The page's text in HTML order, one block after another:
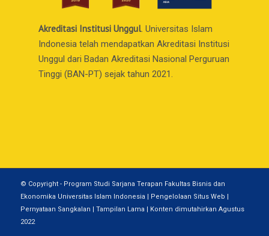
Akreditasi Institusi Unggul. Universitas Islam
Indonesia telah mendapatkan Akreditasi Institusi
Unggul dari Badan Akreditasi Nasional Perguruan
Tinggi (BAN-PT) sejak tahun 2021.
© Copyright - Program Studi Sarjana Terapan Fakultas Bisnis dan
Ekonomika Universitas Islam Indonesia | Pengelolaan Situs Web |
Pernyataan Sangkalan | Tampilan Lama | Konten dimutahirkan Agustus
2022